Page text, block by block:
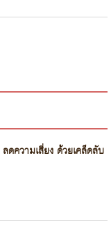
ดความเสี่ยง ด้วยเคล็ดลับ